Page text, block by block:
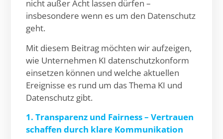
nicht außer Acht lassen dürfen –
insbesondere wenn es um den Datenschutz
geht.
Mit diesem Beitrag möchten wir aufzeigen,
wie Unternehmen KI datenschutzkonform
einsetzen können und welche aktuellen
Ereignisse es rund um das Thema KI und
Datenschutz gibt.
1. Transparenz und Fairness – Vertrauen
schaffen durch klare Kommunikation